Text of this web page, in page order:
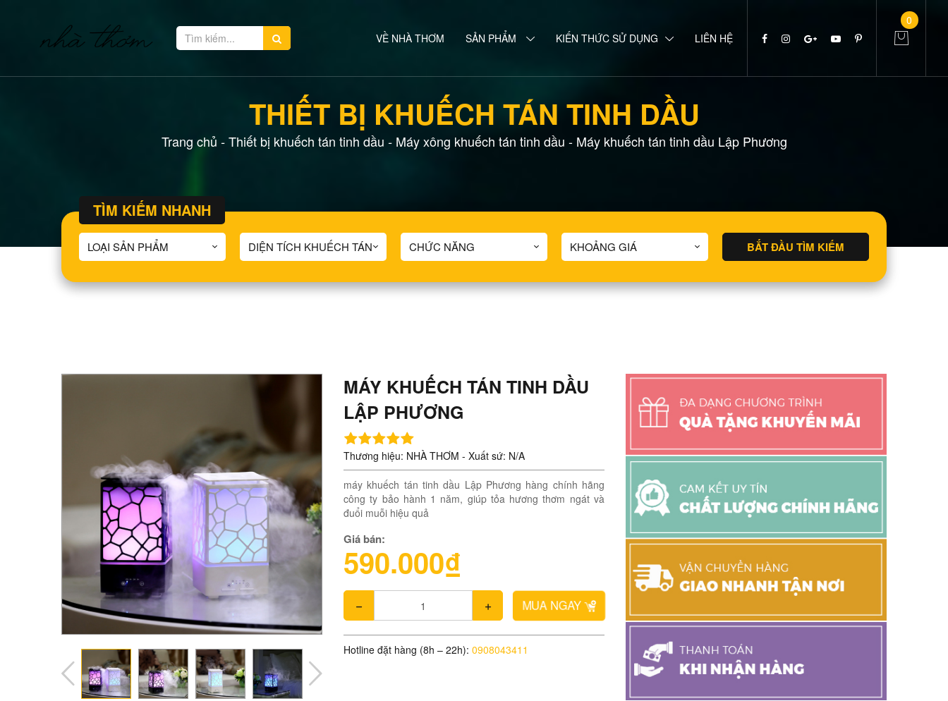
VỀ NHÀ THƠM SẢN PHẨM KIẾN THỨC SỬ DỤNG LIÊN HỆ
0
THIẾT BỊ KHUẾCH TÁN TINH DẦU
Trang chủ - Thiết bị khuếch tán tinh dầu - Máy xông khuếch tán tinh dầu - Máy khuếch tán tinh dầu Lập Phương
TÌM KIẾM NHANH
LOẠI SẢN PHẨM DIỆN TÍCH KHUẾCH TÁN CHỨC NĂNG KHOẢNG GIÁ BẮT ĐẦU TÌM KIẾM
MÁY KHUẾCH TÁN TINH DẦU
LẬP PHƯƠNG
Thương hiệu: NHÀ THƠM - Xuất sứ: N/A
máy khuếch tán tinh dầu Lập Phương hàng chính hãng
công ty bảo hành 1 năm, giúp tỏa hương thơm ngát và
đuổi muỗi hiệu quả
Giá bán:
590.000₫
MUA NGAY
Hotline đặt hàng (8h – 22h): 0908043411